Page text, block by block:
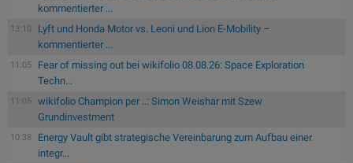
kommentierter ...
13:10
Lyft und Honda Motor vs. Leoni und Lion E-Mobility –
kommentierter ...
11:05
Fear of missing out bei wikifolio 08.08.26: Space Exploration
Techn...
11:05
wikifolio Champion per ..: Simon Weishar mit Szew
Grundinvestment
10:38
Energy Vault gibt strategische Vereinbarung zum Aufbau einer
integr...